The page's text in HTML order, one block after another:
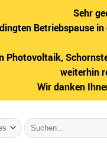
Sehr
Betriebspause
Photovoltaik,
weiterhin
Wir danken
Suche
nach: